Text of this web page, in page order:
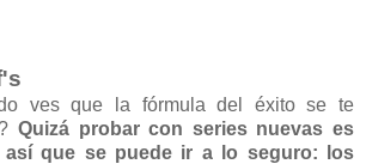
ves que la fórmula del éxito se te
Quizá probar con series nuevas es
así que se puede ir a lo seguro: los